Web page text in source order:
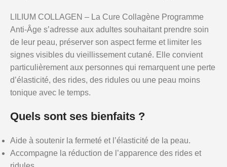
LILIUM COLLAGEN – La Cure Collagène Programme
Anti-Âge s’adresse aux adultes souhaitant prendre soin
de leur peau, préserver son aspect ferme et limiter les
signes visibles du vieillissement cutané. Elle convient
particulièrement aux personnes qui remarquent une perte
d’élasticité, des rides, des ridules ou une peau moins
tonique avec le temps.
Quels sont ses bienfaits ?
Aide à soutenir la fermeté et l’élasticité de la peau.
Accompagne la réduction de l’apparence des rides et